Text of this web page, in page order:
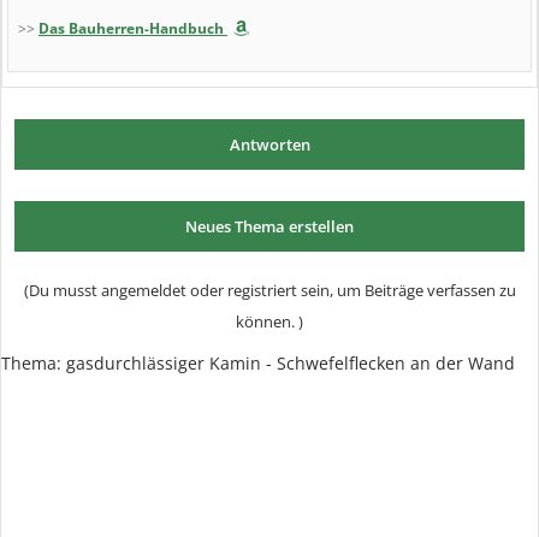
>> Das Bauherren-Handbuch
Antworten
Neues Thema erstellen
(Du musst angemeldet oder registriert sein, um Beiträge verfassen zu
können. )
Thema: gasdurchlässiger Kamin - Schwefelflecken an der Wand